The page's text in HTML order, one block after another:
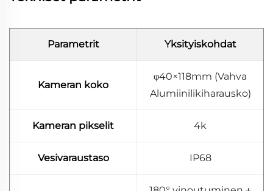
Parametrit Yksityiskohdat
Kameran koko
φ40×118mm (Vahva
Alumiinilikiharausko)
Kameran pikselit 4k
Vesivaraustaso IP68